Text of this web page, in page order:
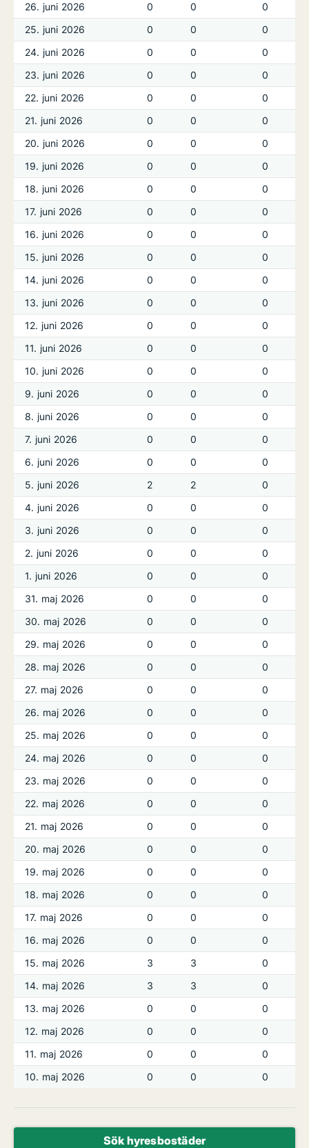
26. juni 2026 0 0
0
25. juni 2026
0 0
0
24. juni 2026
0 0
0
23. juni 2026
0 0
0
22. juni 2026
0 0
0
21. juni 2026
0 0
0
20. juni 2026
0 0
0
19. juni 2026
0 0
0
18. juni 2026
0 0
0
17. juni 2026
0 0
0
16. juni 2026
0 0
0
15. juni 2026
0 0
0
14. juni 2026
0 0
0
13. juni 2026
0 0
0
12. juni 2026
0 0
0
11. juni 2026
0 0
0
10. juni 2026
0 0
0
9. juni 2026
0 0
0
8. juni 2026
0 0
0
7. juni 2026
0 0
0
6. juni 2026
0 0
0
5. juni 2026
2 2
0
4. juni 2026
0 0
0
3. juni 2026
0 0
0
2. juni 2026
0 0
0
1. juni 2026
0 0
0
31. maj 2026
0 0
0
30. maj 2026
0 0
0
29. maj 2026
0 0
0
28. maj 2026
0 0
0
27. maj 2026
0 0
0
26. maj 2026
0 0
0
25. maj 2026
0 0
0
24. maj 2026
0 0
0
23. maj 2026
0 0
0
22. maj 2026
0 0
0
21. maj 2026
0 0
0
20. maj 2026
0 0
0
19. maj 2026
0 0
0
18. maj 2026
0 0
0
17. maj 2026
0 0
0
16. maj 2026
0 0
0
15. maj 2026
3 3
0
14. maj 2026
3 3
0
13. maj 2026
0 0
0
12. maj 2026
0 0
0
11. maj 2026
0 0
0
10. maj 2026
0 0 0
Sök hyresbostäder